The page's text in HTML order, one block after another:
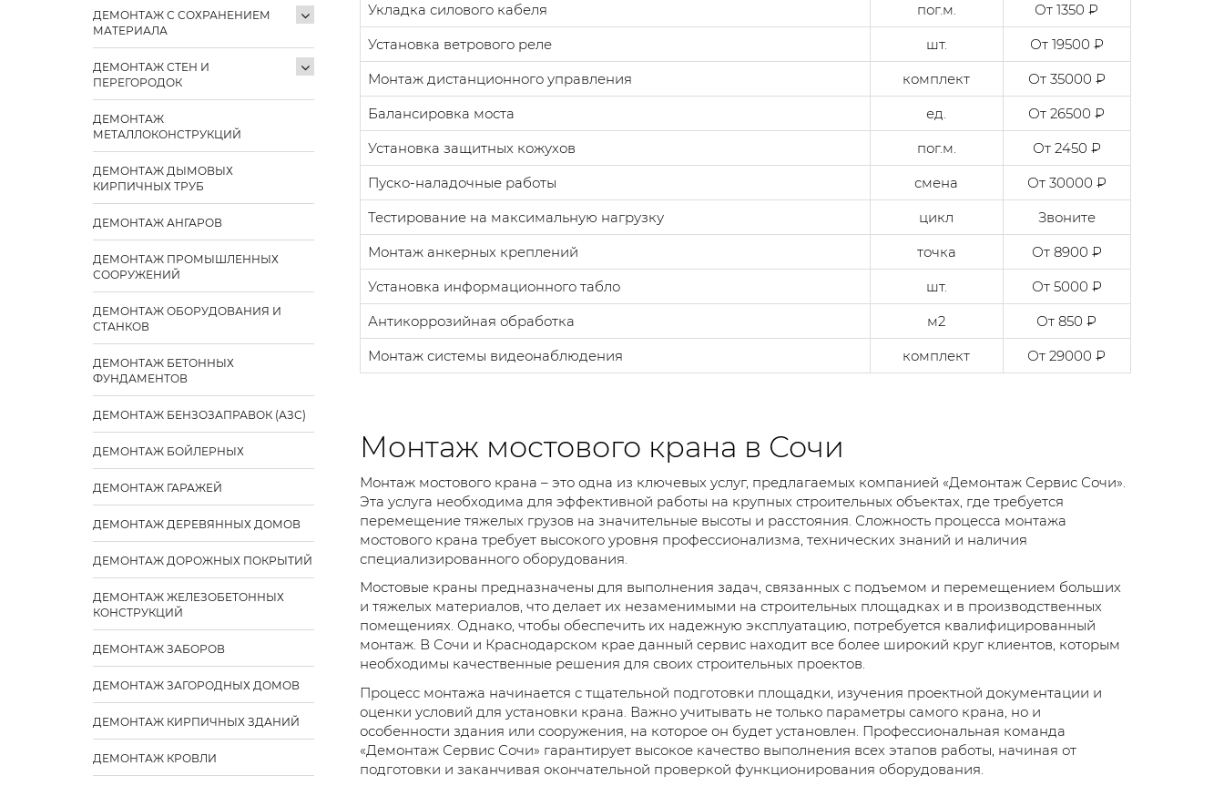
ДЕМОНТАЖ С СОХРАНЕНИЕМ
МАТЕРИАЛА
ДЕМОНТАЖ СТЕН И
ПЕРЕГОРОДОК
ДЕМОНТАЖ
МЕТАЛЛОКОНСТРУКЦИЙ
ДЕМОНТАЖ ДЫМОВЫХ
КИРПИЧНЫХ ТРУБ
ДЕМОНТАЖ АНГАРОВ
ДЕМОНТАЖ ПРОМЫШЛЕННЫХ
СООРУЖЕНИЙ
ДЕМОНТАЖ ОБОРУДОВАНИЯ И
СТАНКОВ
ДЕМОНТАЖ БЕТОННЫХ
ФУНДАМЕНТОВ
ДЕМОНТАЖ БЕНЗОЗАПРАВОК (АЗС)
ДЕМОНТАЖ БОЙЛЕРНЫХ
ДЕМОНТАЖ ГАРАЖЕЙ
ДЕМОНТАЖ ДЕРЕВЯННЫХ ДОМОВ
ДЕМОНТАЖ ДОРОЖНЫХ ПОКРЫТИЙ
ДЕМОНТАЖ ЖЕЛЕЗОБЕТОННЫХ
КОНСТРУКЦИЙ
ДЕМОНТАЖ ЗАБОРОВ
ДЕМОНТАЖ ЗАГОРОДНЫХ ДОМОВ
ДЕМОНТАЖ КИРПИЧНЫХ ЗДАНИЙ
ДЕМОНТАЖ КРОВЛИ
Укладка силового кабеля
пог.м.
От 1350 ₽
Установка ветрового реле
шт.
От 19500 ₽
Монтаж дистанционного управления
комплект
От 35000 ₽
Балансировка моста
ед.
От 26500 ₽
Установка защитных кожухов
пог.м.
От 2450 ₽
Пуско-наладочные работы
смена
От 30000 ₽
Тестирование на максимальную нагрузку
цикл
Звоните
Монтаж анкерных креплений
точка
От 8900 ₽
Установка информационного табло
шт.
От 5000 ₽
Антикоррозийная обработка
м2
От 850 ₽
Монтаж системы видеонаблюдения
комплект От 29000 ₽
Монтаж мостового крана в Сочи
Монтаж мостового крана – это одна из ключевых услуг, предлагаемых компанией «Демонтаж Сервис Сочи».
Эта услуга необходима для эффективной работы на крупных строительных объектах, где требуется
перемещение тяжелых грузов на значительные высоты и расстояния. Сложность процесса монтажа
мостового крана требует высокого уровня профессионализма, технических знаний и наличия
специализированного оборудования.
Мостовые краны предназначены для выполнения задач, связанных с подъемом и перемещением больших
и тяжелых материалов, что делает их незаменимыми на строительных площадках и в производственных
помещениях. Однако, чтобы обеспечить их надежную эксплуатацию, потребуется квалифицированный
монтаж. В Сочи и Краснодарском крае данный сервис находит все более широкий круг клиентов, которым
необходимы качественные решения для своих строительных проектов.
Процесс монтажа начинается с тщательной подготовки площадки, изучения проектной документации и
оценки условий для установки крана. Важно учитывать не только параметры самого крана, но и
особенности здания или сооружения, на которое он будет установлен. Профессиональная команда
«Демонтаж Сервис Сочи» гарантирует высокое качество выполнения всех этапов работы, начиная от
подготовки и заканчивая окончательной проверкой функционирования оборудования.